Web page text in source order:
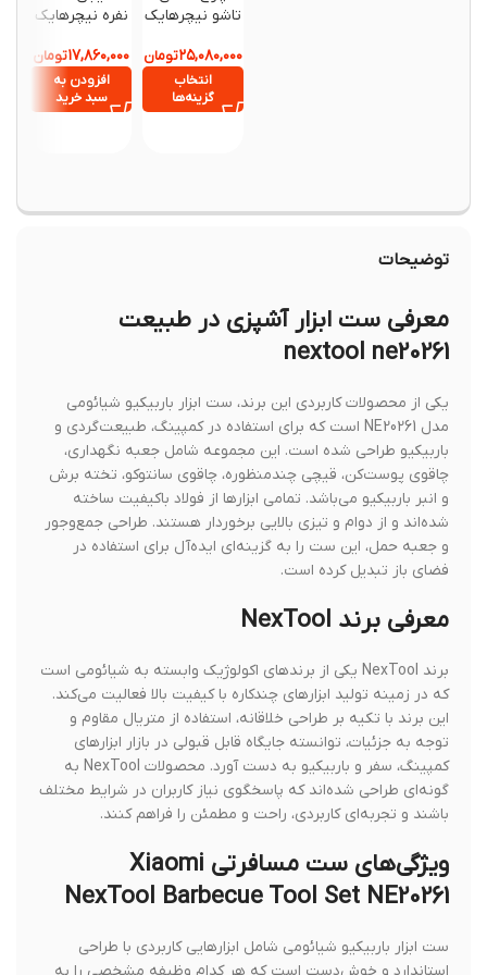
تاشو نیچرهایک
CNK2350JJ012
اورجینال
۲۵,۰۸۰,۰۰۰تومان
انتخاب
گزینه‌ها
نفره نیچرهایک
CNK2300ZP03
9 اورجینال
۱۷,۸۶۰,۰۰۰تومان
افزودن به
سبد خرید
ADV
توضیحات
معرفی ست ابزار آشپزی در طبیعت
nextool ne20261
یکی از محصولات کاربردی این برند، ست ابزار باربیکیو شیائومی
مدل NE20261 است که برای استفاده در کمپینگ، طبیعت‌گردی و
باربیکیو طراحی شده است. این مجموعه شامل جعبه نگهداری،
چاقوی پوست‌کن، قیچی چندمنظوره، چاقوی سانتوکو، تخته برش
و انبر باربیکیو می‌باشد. تمامی ابزارها از فولاد باکیفیت ساخته
شده‌اند و از دوام و تیزی بالایی برخوردار هستند. طراحی جمع‌وجور
و جعبه حمل، این ست را به گزینه‌ای ایده‌آل برای استفاده در
فضای باز تبدیل کرده است.
معرفی برند NexTool
برند NexTool یکی از برندهای اکولوژیک وابسته به شیائومی است
که در زمینه تولید ابزارهای چندکاره با کیفیت بالا فعالیت می‌کند.
این برند با تکیه بر طراحی خلاقانه، استفاده از متریال مقاوم و
توجه به جزئیات، توانسته جایگاه قابل قبولی در بازار ابزارهای
کمپینگ، سفر و باربیکیو به دست آورد. محصولات NexTool به
گونه‌ای طراحی شده‌اند که پاسخگوی نیاز کاربران در شرایط مختلف
باشند و تجربه‌ای کاربردی، راحت و مطمئن را فراهم کنند.
ویژگی‌های ست مسافرتی Xiaomi
NexTool Barbecue Tool Set NE20261
ست ابزار باربیکیو شیائومی شامل ابزارهایی کاربردی با طراحی